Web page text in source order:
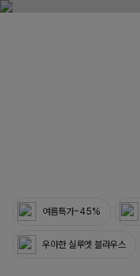
여름특가~45%
우아한 실루엣 블라우스